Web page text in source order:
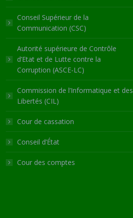
Conseil Supérieur de la
Communication (CSC)
Autorité supérieure de Contrôle
d’Etat et de Lutte contre la
Corruption (ASCE-LC)
Commission de l’Informatique et des
Libertés (CIL)
Cour de cassation
Conseil d’État
Cour des comptes